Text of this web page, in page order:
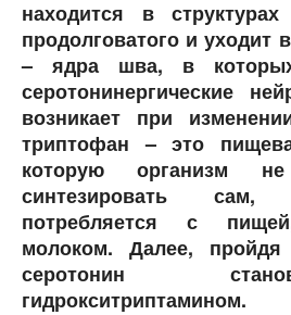
находится в
продолговатого и уходит
– ядра шва, в которых
серотонинергические
возникает при
триптофан – это
которую организм
синтезировать
потребляется с
молоком. Далее, пройдя
серотонин
гидрокситриптамином.